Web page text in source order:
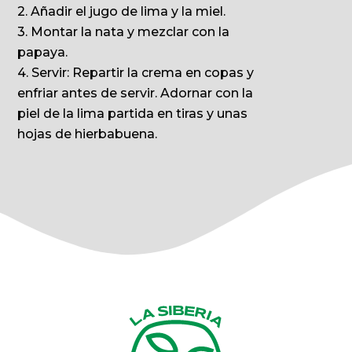
2. Añadir el jugo de lima y la miel.
3. Montar la nata y mezclar con la
papaya.
4. Servir: Repartir la crema en copas y
enfriar antes de servir. Adornar con la
piel de la lima partida en tiras y unas
hojas de hierbabuena.